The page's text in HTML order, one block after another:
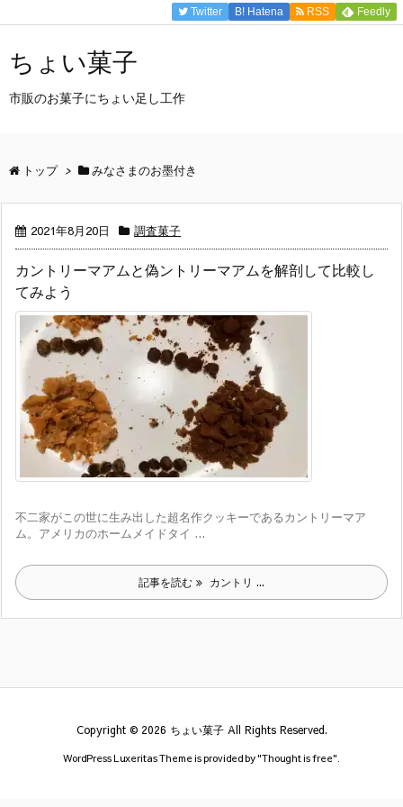
Twitter B! Hatena RSS Feedly
ちょい菓子
市販のお菓子にちょい足し工作
トップ > みなさまのお墨付き
2021年8月20日 調査菓子
カントリーマアムと偽ントリーマアムを解剖して比較し
てみよう
不二家がこの世に生み出した超名作クッキーであるカントリーマア
ム。アメリカのホームメイドタイ ...
記事を読む カントリ ...
Copyright © 2026 ちょい菓子All Rights Reserved.
WordPress Luxeritas Theme is provided by "Thought is free".